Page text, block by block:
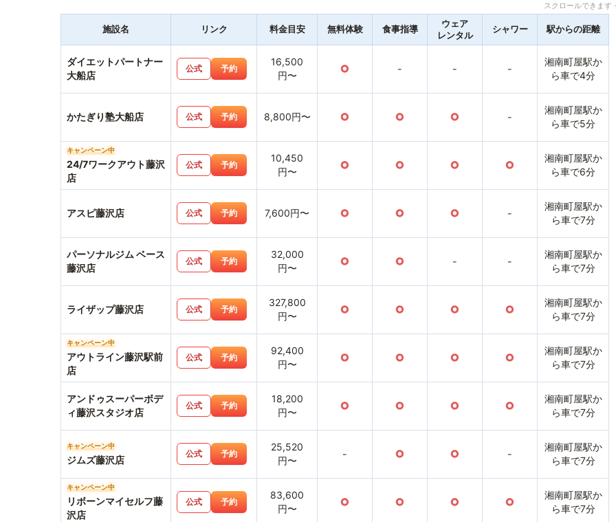
スクロールできま
施設名 リンク 料金目安 無料体験 食事指導
ウェア
レンタル
シャワー 駅からの距離
ダイエットパートナー
大船店
公式 予約
16,500
円〜
○ - - -
湘南町屋駅か
ら車で4分
かたぎり塾大船店 公式 予約 8,800円〜 ○ ○ ○ -
湘南町屋駅か
ら車で5分
キャンペーン中
24/7ワークアウト藤沢
店
公式 予約
10,450
円〜
○ ○ ○ ○
湘南町屋駅か
ら車で6分
アスピ藤沢店 公式 予約 7,600円〜 ○ ○ ○ -
湘南町屋駅か
ら車で7分
パーソナルジム ベース
藤沢店
公式 予約
32,000
円〜
○ ○ - -
湘南町屋駅か
ら車で7分
ライザップ藤沢店 公式 予約
327,800
円〜
○ ○ ○ ○
湘南町屋駅か
ら車で7分
キャンペーン中
アウトライン藤沢駅前
店
公式 予約
92,400
円〜
○ ○ ○ ○
湘南町屋駅か
ら車で7分
アンドゥスーパーボデ
ィ藤沢スタジオ店
公式 予約
18,200
円〜
○ ○ ○ ○
湘南町屋駅か
ら車で7分
キャンペーン中
ジムズ藤沢店
公式 予約
25,520
円〜
- ○ ○ -
湘南町屋駅か
ら車で7分
キャンペーン中
リボーンマイセルフ藤
沢店
公式 予約
83,600
円〜
○ ○ ○ ○
湘南町屋駅か
ら車で7分